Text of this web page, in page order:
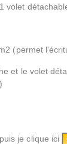
volet
(permet
et le volet
je clique ici